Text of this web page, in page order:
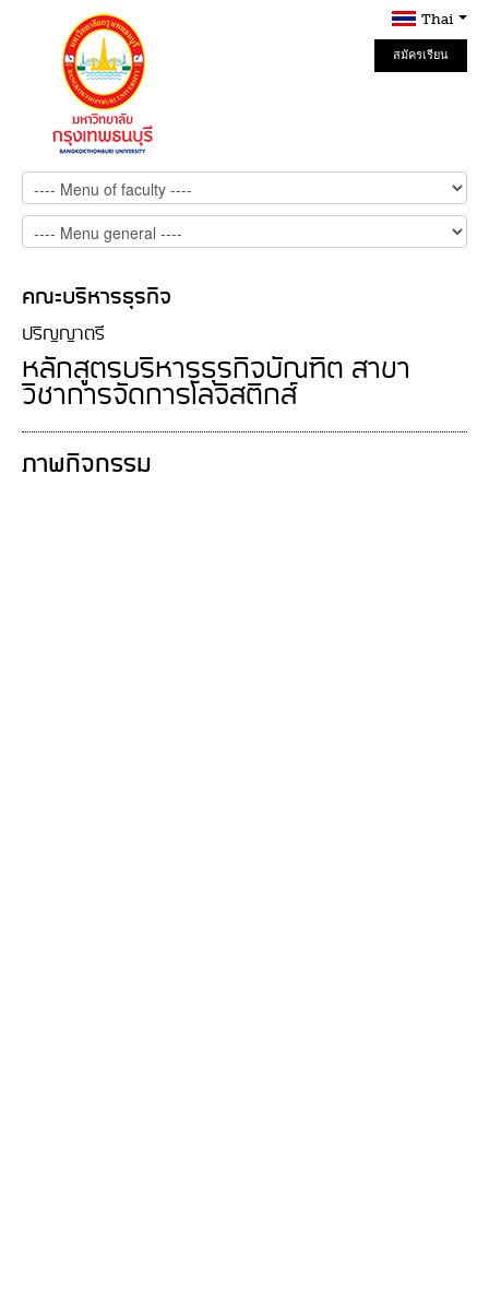
Thai
สมัครเรียน
Online
คณะบริหารธุรกิจ
ปริญญาตรี
หลักสูตรบริหารธุรกิจบัณฑิต สาขา
วิชาการจัดการโลจิสติกส์
ภาพกิจกรรม